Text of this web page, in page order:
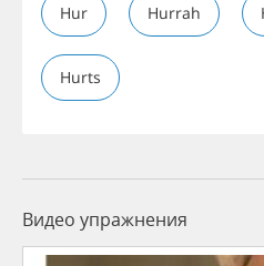
Hur Hurrah
Hurts
Видео упражнения